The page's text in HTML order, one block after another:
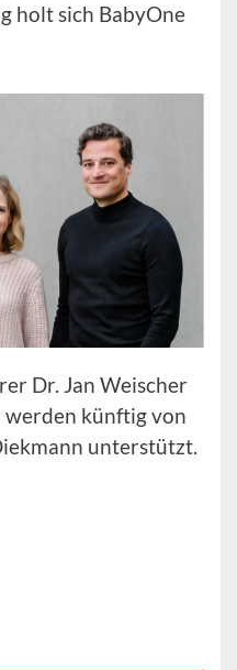
holt sich BabyOne
Dr. Jan Weischer
werden künftig von
unterstützt.